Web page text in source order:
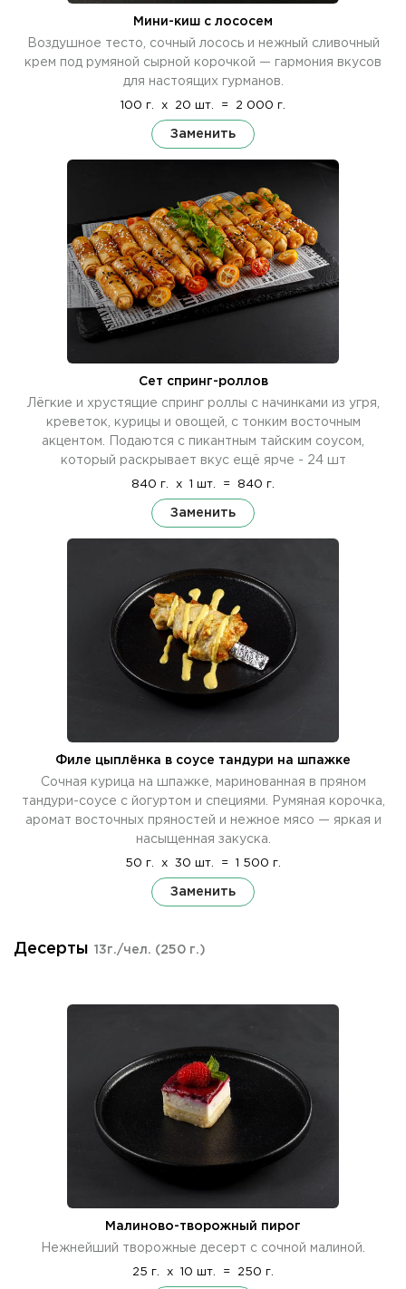
Мини-киш с лососем
Воздушное тесто, сочный лосось и нежный сливочный
крем под румяной сырной корочкой — гармония вкусов
для настоящих гурманов.
100 г. x 20 шт. = 2 000 г.
Заменить
Сет спринг-роллов
Лёгкие и хрустящие спринг роллы с начинками из угря,
креветок, курицы и овощей, с тонким восточным
акцентом. Подаются с пикантным тайским соусом,
который раскрывает вкус ещё ярче - 24 шт
840 г. x 1 шт. = 840 г.
Заменить
Филе цыплёнка в соусе тандури на шпажке
Сочная курица на шпажке, маринованная в пряном
тандури-соусе с йогуртом и специями. Румяная корочка,
аромат восточных пряностей и нежное мясо — яркая и
насыщенная закуска.
50 г. x 30 шт. = 1 500 г.
Заменить
Десерты 13г./чел. (250 г.)
Малиново-творожный пирог
Нежнейший творожные десерт с сочной малиной.
25 г. x 10 шт. = 250 г.